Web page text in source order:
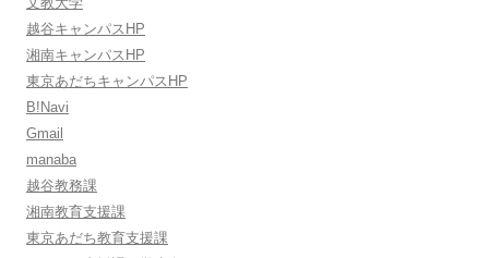
越谷キャンパスHP
湘南キャンパスHP
東京あだちキャンパスHP
B!Navi
Gmail
manaba
越谷教務課
湘南教育支援課
東京あだち教育支援課